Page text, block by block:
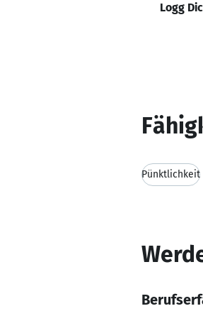
Logg
Pünktlichkeit